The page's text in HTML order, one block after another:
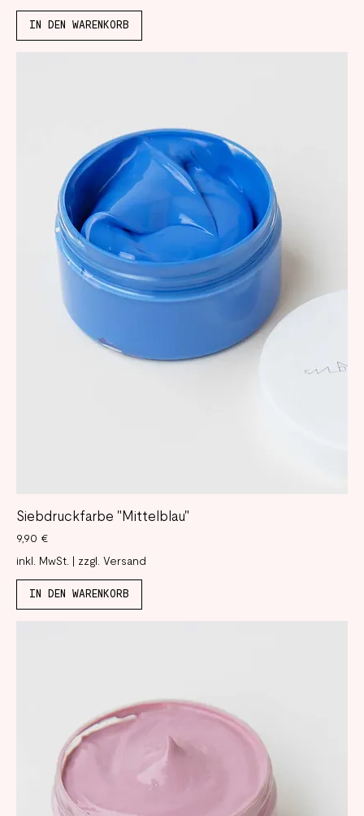
IN DEN WARENKORB
Siebdruckfarbe "Mittelblau"
Preis
9,90 €
inkl. MwSt. zzgl. Versand
IN DEN WARENKORB